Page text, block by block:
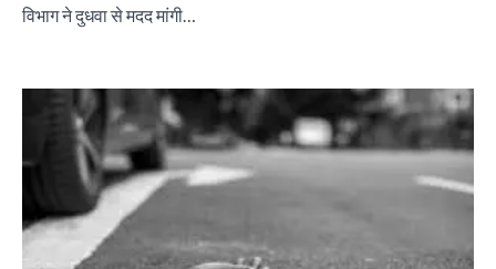
विभाग ने दुधवा से मदद मांगी…